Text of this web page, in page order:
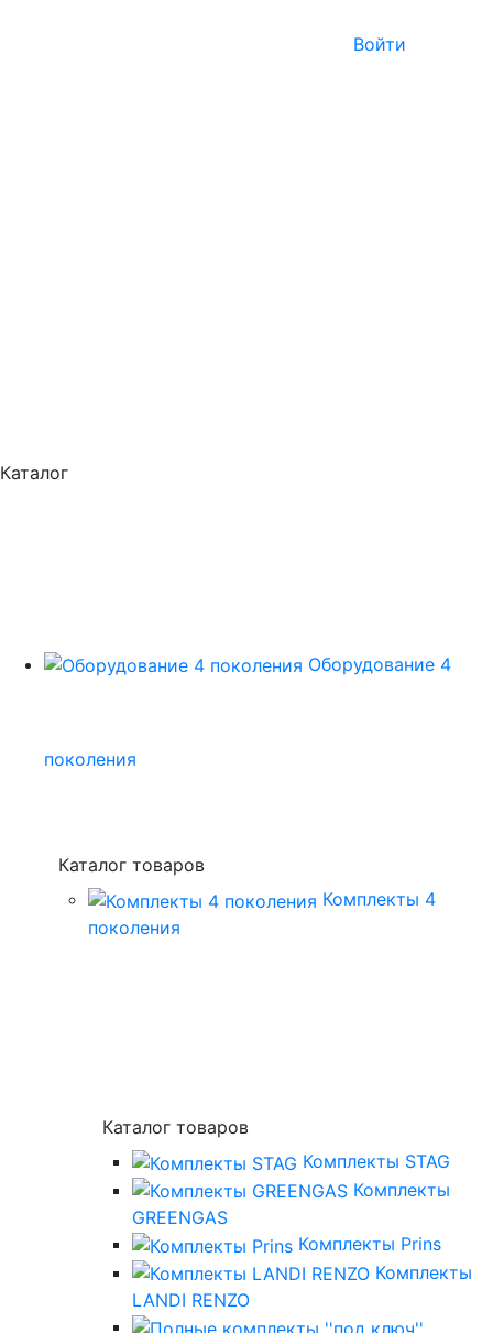
Войти
Каталог
Оборудование 4
поколения
Каталог товаров
Комплекты 4
поколения
Каталог товаров
Комплекты STAG
Комплекты
GREENGAS
Комплекты Prins
Комплекты
LANDI RENZO